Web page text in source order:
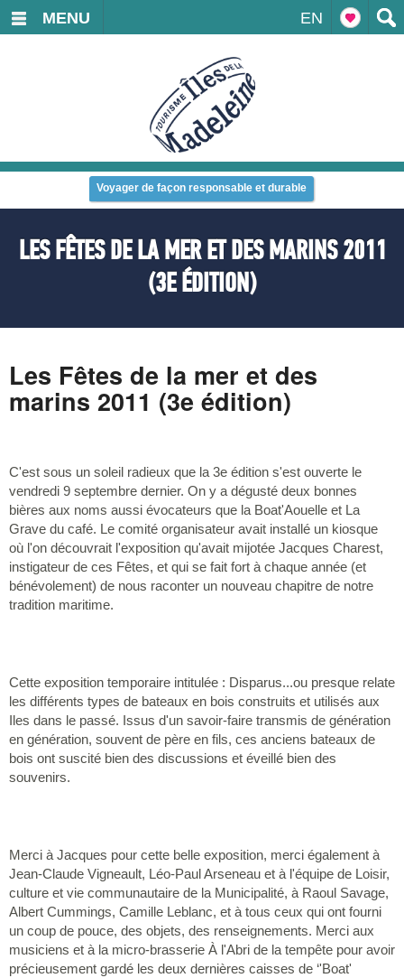
EN
MENU
Voyager de façon responsable et durable
LES FÊTES DE LA MER ET DES MARINS 2011
(3E ÉDITION)
Les Fêtes de la mer et des
marins 2011 (3e édition)
C'est sous un soleil radieux que la 3e édition s'est ouverte le
vendredi 9 septembre dernier. On y a dégusté deux bonnes
bières aux noms aussi évocateurs que la Boat'Aouelle et La
Grave du café. Le comité organisateur avait installé un kiosque
où l'on découvrait l'exposition qu'avait mijotée Jacques Charest,
instigateur de ces Fêtes, et qui se fait fort à chaque année (et
bénévolement) de nous raconter un nouveau chapitre de notre
tradition maritime.
Cette exposition temporaire intitulée : Disparus...ou presque relate
les différents types de bateaux en bois construits et utilisés aux
Iles dans le passé. Issus d'un savoir-faire transmis de génération
en génération, souvent de père en fils, ces anciens bateaux de
bois ont suscité bien des discussions et éveillé bien des
souvenirs.
Merci à Jacques pour cette belle exposition, merci également à
Jean-Claude Vigneault, Léo-Paul Arseneau et à l'équipe de Loisir,
culture et vie communautaire de la Municipalité, à Raoul Savage,
Albert Cummings, Camille Leblanc, et à tous ceux qui ont fourni
un coup de pouce, des objets, des renseignements. Merci aux
musiciens et à la micro-brasserie À l'Abri de la tempête pour avoir
précieusement gardé les deux dernières caisses de ‘'Boat'